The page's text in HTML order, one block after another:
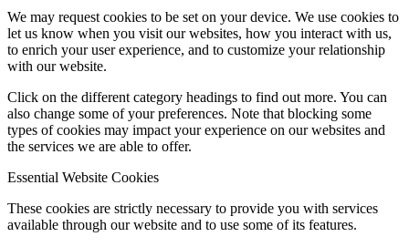
We may request cookies to be set on your device. We use cookies to
let us know when you visit our websites, how you interact with us,
to enrich your user experience, and to customize your relationship
with our website.
Click on the different category headings to find out more. You can
also change some of your preferences. Note that blocking some
types of cookies may impact your experience on our websites and
the services we are able to offer.
Essential Website Cookies
These cookies are strictly necessary to provide you with services
available through our website and to use some of its features.